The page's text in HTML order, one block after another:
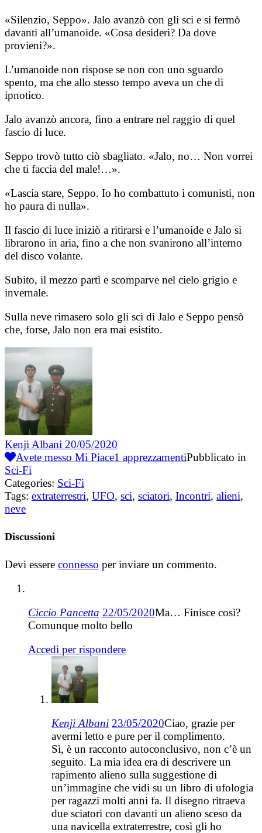
«Silenzio, Seppo». Jalo avanzò con gli sci e si fermò
davanti all’umanoide. «Cosa desideri? Da dove
provieni?».
L’umanoide non rispose se non con uno sguardo
spento, ma che allo stesso tempo aveva un che di
ipnotico.
Jalo avanzò ancora, fino a entrare nel raggio di quel
fascio di luce.
Seppo trovò tutto ciò sbagliato. «Jalo, no… Non vorrei
che ti faccia del male!…».
«Lascia stare, Seppo. Io ho combattuto i comunisti, non
ho paura di nulla».
Il fascio di luce iniziò a ritirarsi e l’umanoide e Jalo si
librarono in aria, fino a che non svanirono all’interno
del disco volante.
Subito, il mezzo partì e scomparve nel cielo grigio e
invernale.
Sulla neve rimasero solo gli sci di Jalo e Seppo pensò
che, forse, Jalo non era mai esistito.
Kenji Albani 20/05/2020
Avete messo Mi Piace1 apprezzamentiPubblicato in
Sci-Fi
Categories: Sci-Fi
Tags: extraterrestri, UFO, sci, sciatori, Incontri, alieni,
neve
Discussioni
Devi essere connesso per inviare un commento.
Ciccio Pancetta 22/05/2020Ma… Finisce così?
Comunque molto bello
Accedi per rispondere
Kenji Albani 23/05/2020Ciao, grazie per
avermi letto e pure per il complimento.
Sì, è un racconto autoconclusivo, non c’è un
seguito. La mia idea era di descrivere un
rapimento alieno sulla suggestione di
un’immagine che vidi su un libro di ufologia
per ragazzi molti anni fa. Il disegno ritraeva
due sciatori con davanti un alieno sceso da
una navicella extraterrestre, così gli ho